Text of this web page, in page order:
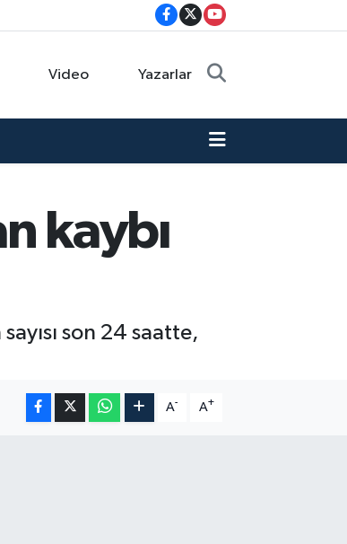
Video Yazarlar
kaybı
son 24 saatte,
A- A+